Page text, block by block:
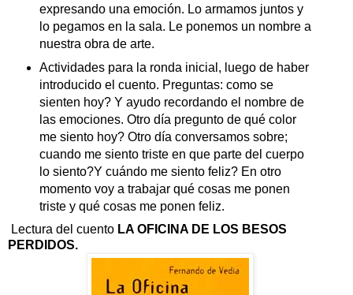
expresando una emoción. Lo armamos juntos y
lo pegamos en la sala. Le ponemos un nombre a
nuestra obra de arte.
Actividades para la ronda inicial, luego de haber
introducido el cuento. Preguntas: como se
sienten hoy? Y ayudo recordando el nombre de
las emociones. Otro día pregunto de qué color
me siento hoy? Otro día conversamos sobre;
cuando me siento triste en que parte del cuerpo
lo siento?Y cuándo me siento feliz? En otro
momento voy a trabajar qué cosas me ponen
triste y qué cosas me ponen feliz.
Lectura del cuento LA OFICINA DE LOS BESOS
PERDIDOS.